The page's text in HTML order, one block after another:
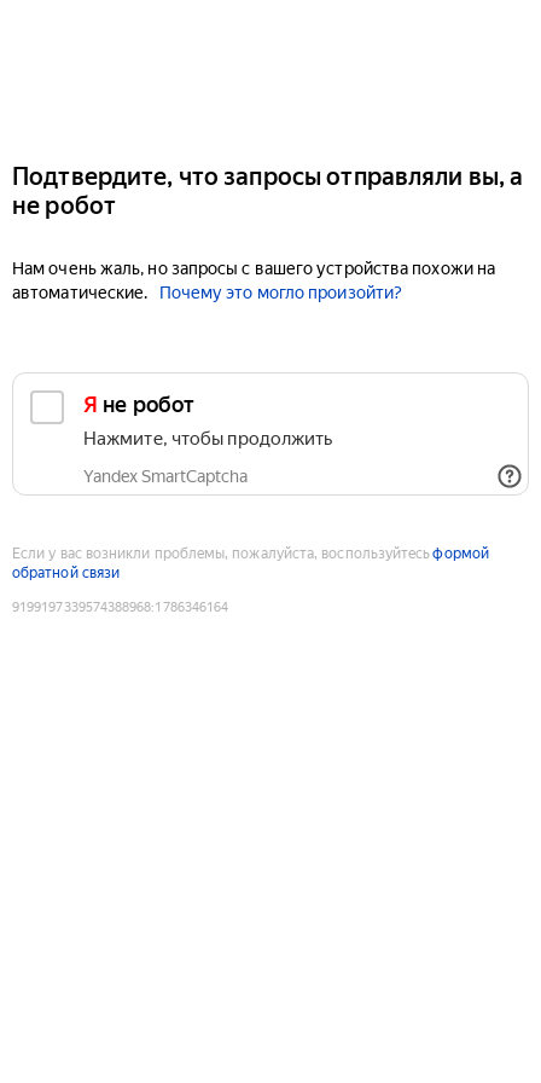
Подтвердите, что запросы отправляли вы, а
не робот
Нам очень жаль, но запросы с вашего устройства похожи на
автоматические.
Почему это могло произойти?
Я не робот
Нажмите, чтобы продолжить
Yandex SmartCaptcha
Если у вас возникли проблемы, пожалуйста, воспользуйтесьформой
обратной связи
9199197339574388968:1786346164